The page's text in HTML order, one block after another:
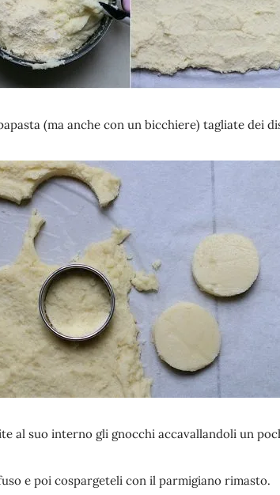
(ma anche con un bicchiere) tagliate dei
al suo interno gli gnocchi accavallandoli un
e poi cospargeteli con il parmigiano rimasto.